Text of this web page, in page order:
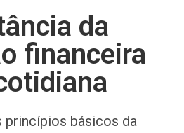
da
financeira
princípios básicos da